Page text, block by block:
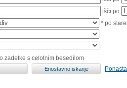
išči po
* po
zadetke s celotnim besedilom